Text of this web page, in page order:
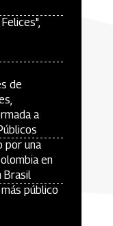
de
a
por una
en
Brasil
público